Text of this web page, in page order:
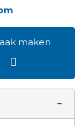
maken